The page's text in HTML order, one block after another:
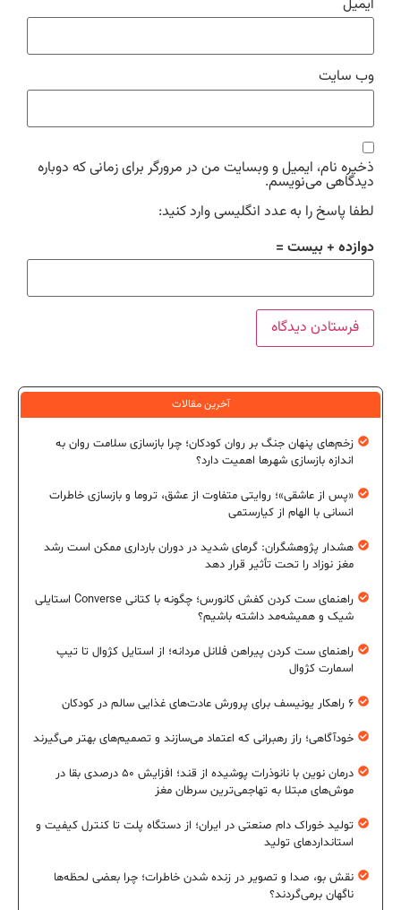
ایمیل
وب‌ سایت
ذخیره نام، ایمیل و وبسایت من در مرورگر برای زمانی که دوباره
دیدگاهی می‌نویسم.
لطفا پاسخ را به عدد انگلیسی وارد کنید:
دوازده + بیست =
آخرین مقالات
زخم‌های پنهان جنگ بر روان کودکان؛ چرا بازسازی سلامت روان به
اندازه بازسازی شهرها اهمیت دارد؟
«پس از عاشقی»؛ روایتی متفاوت از عشق، تروما و بازسازی خاطرات
انسانی با الهام از کیارستمی
هشدار پژوهشگران: گرمای شدید در دوران بارداری ممکن است رشد
مغز نوزاد را تحت تأثیر قرار دهد
راهنمای ست کردن کفش کانورس؛ چگونه با کتانی Converse استایلی
شیک و همیشه‌مد داشته باشیم؟
راهنمای ست کردن پیراهن فلانل مردانه؛ از استایل کژوال تا تیپ
اسمارت کژوال
۶ راهکار یونیسف برای پرورش عادت‌های غذایی سالم در کودکان
خودآگاهی؛ راز رهبرانی که اعتماد می‌سازند و تصمیم‌های بهتر می‌گیرند
درمان نوین با نانوذرات پوشیده از قند؛ افزایش ۵۰ درصدی بقا در
موش‌های مبتلا به تهاجمی‌ترین سرطان مغز
تولید خوراک دام صنعتی در ایران؛ از دستگاه پلت تا کنترل کیفیت و
استانداردهای تولید
نقش بو، صدا و تصویر در زنده شدن خاطرات؛ چرا بعضی لحظه‌ها
ناگهان برمی‌گردند؟